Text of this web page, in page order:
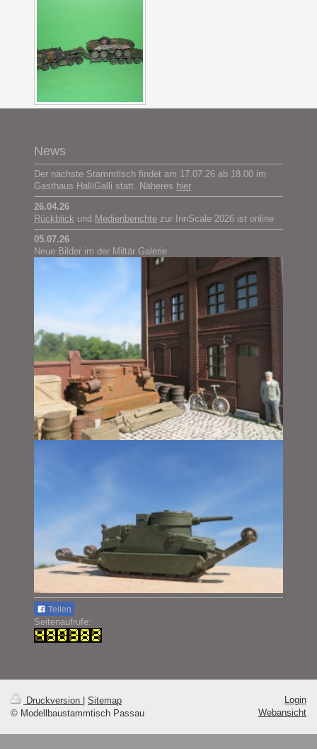
News
Der nächste Stammtisch findet am 17.07.26 ab 18.00 im
Gasthaus HalliGalli statt. Näheres hier
26.04.26
Rückblick und Medienberichte zur InnScale 2026 ist online
05.07.26
Neue Bilder im der Miltär Galerie.
Teilen
Seitenaufrufe:
Druckversion
Sitemap
© Modellbaustammtisch Passau
Login
Webansicht